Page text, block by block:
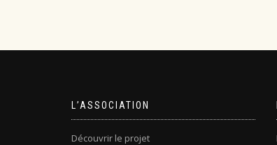
L’ASSOCIATION
Découvrir le projet